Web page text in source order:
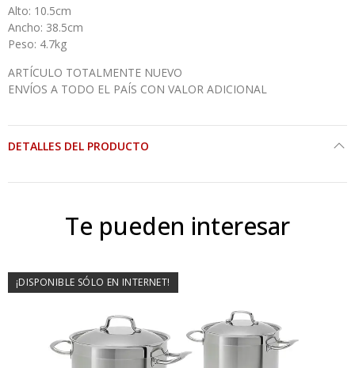
Alto: 10.5cm
Ancho: 38.5cm
Peso: 4.7kg
ARTÍCULO TOTALMENTE NUEVO
ENVÍOS A TODO EL PAÍS CON VALOR ADICIONAL
DETALLES DEL PRODUCTO
Te pueden interesar
¡DISPONIBLE SÓLO EN INTERNET!